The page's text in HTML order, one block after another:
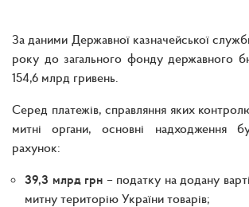
За даними Державної казначейської
року до загального фонду державного
154,6 млрд гривень.
Серед платежів, справляння яких
митні органи, основні надходження
рахунок:
39,3 млрд грн – податку на додану
митну територію України товарів;